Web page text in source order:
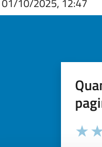
01/10/2025, 12:47
Valuta